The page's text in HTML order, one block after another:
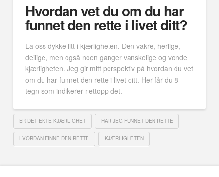
Hvordan vet du om du har
funnet den rette i livet ditt?
La oss dykke litt i kjærligheten. Den vakre, herlige,
deilige, men også noen ganger vanskelige og vonde
kjærligheten. Jeg gir mitt perspektiv på hvordan du vet
om du har funnet den rette i livet ditt. Her får du 8
tegn som indikerer nettopp det.
ER DET EKTE KJÆRLIGHET HAR JEG FUNNET DEN RETTE
HVORDAN FINNE DEN RETTE KJÆRLIGHETEN